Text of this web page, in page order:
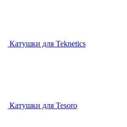
Катушки для Teknetics
Катушки для Tesoro